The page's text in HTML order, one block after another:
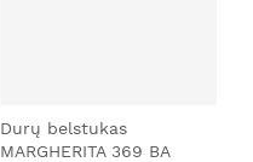
Durų belstukas
MARGHERITA 369 BA